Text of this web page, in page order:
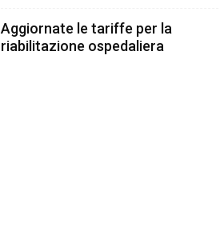
Aggiornate le tariffe per la
riabilitazione ospedaliera